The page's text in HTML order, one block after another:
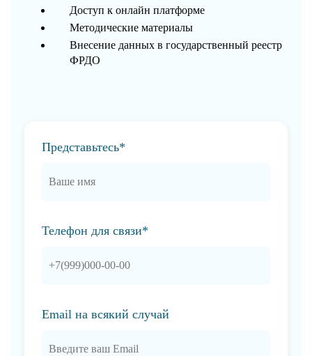
Доступ к онлайн платформе
Методические материалы
Внесение данных в государственный реестр
ФРДО
Представьтесь*
Телефон для связи*
Email на всякий случай